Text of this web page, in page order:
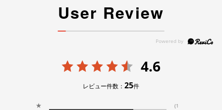
User Review
4.6
レビュー件数： 25件
★
(1